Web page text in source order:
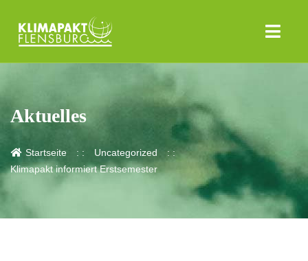
Aktuelles
Startseite
Uncategorized
Klimapakt informiert Erstsemester